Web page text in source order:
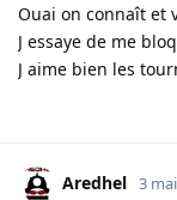
Ouai on connaît et
J essaye de me
J aime bien les
Aredhel 3